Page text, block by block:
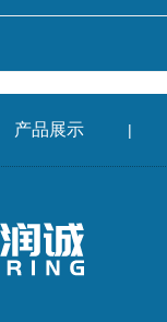
产品展示 |